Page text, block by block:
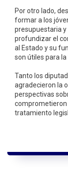
Por otro lado,
formar a los
presupuestaria
profundizar el
al Estado y su
son útiles para la
Tanto los
agradecieron la
perspectivas
comprometieron
tratamiento